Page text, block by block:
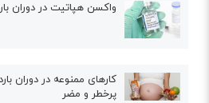
واکسن هپاتیت در دوران
کارهای ممنوعه در دوران
پرخطر و مضر